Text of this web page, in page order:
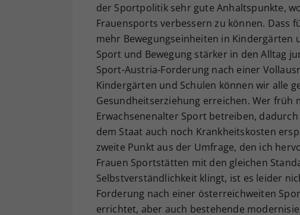
der Sportpolitik sehr gute Anhaltspunkte,
Frauensports verbessern zu können. Dass
mehr Bewegungseinheiten in Kindergärten
Sport und Bewegung stärker in den Alltag
Sport-Austria-Forderung nach einer
Kindergärten und Schulen können wir alle
Gesundheitserziehung erreichen. Wer früh
Erwachsenenalter Sport betreiben,
dem Staat auch noch Krankheitskosten
zweite Punkt aus der Umfrage, den ich
Frauen Sportstätten mit den gleichen
Selbstverständlichkeit klingt, ist es leider
Forderung nach einer österreichweiten
errichtet, aber auch bestehende